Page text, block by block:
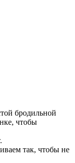
бродильной
чтобы
так, чтобы не